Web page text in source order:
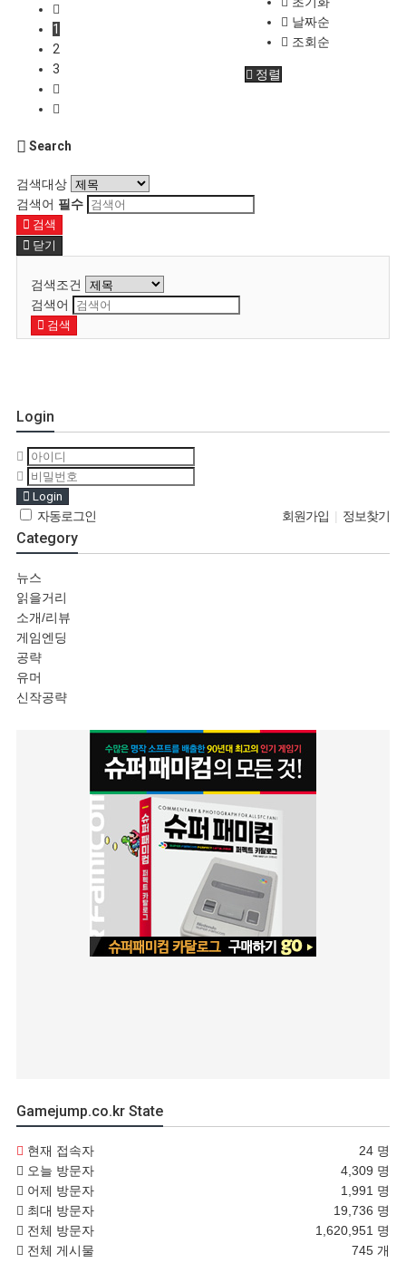
날짜순
조회순
정렬
1
2
3
Search
검색대상
검색어 필수
검색
닫기
검색조건
검색어
검색
Login
Login
자동로그인 회원가입 | 정보찾기
Category
뉴스
읽을거리
소개/리뷰
게임엔딩
공략
유머
신작공략
Gamejump.co.kr State
현재 접속자
24 명
오늘 방문자
4,309 명
어제 방문자
1,991 명
최대 방문자
19,736 명
전체 방문자
1,620,951 명
전체 게시물
745 개